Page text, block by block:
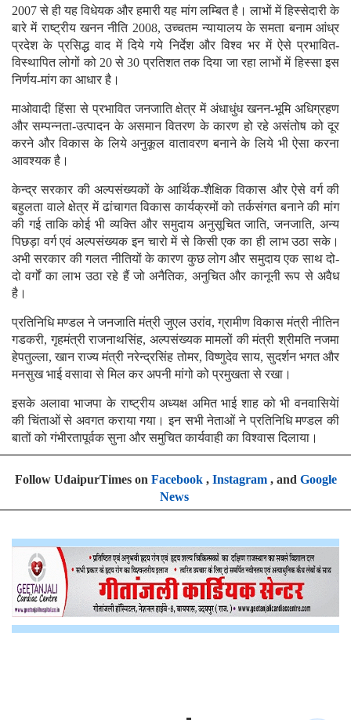
2007 से ही यह विधेयक और हमारी यह मांग लम्बित है। लाभों में हिस्सेदारी के
बारे में राष्ट्रीय खनन नीति 2008, उच्चतम न्यायालय के समता बनाम आंध्र
प्रदेश के प्रसिद्ध वाद में दिये गये निर्देश और विश्व भर में ऐसे प्रभावित-
विस्थापित लोगों को 20 से 30 प्रतिशत तक दिया जा रहा लाभों में हिस्सा इस
निर्णय-मांग का आधार है।
माओवादी हिंसा से प्रभावित जनजाति क्षेत्र में अंधाधुंध खनन-भूमि अधिग्रहण
और सम्पन्नता-उत्पादन के असमान वितरण के कारण हो रहे असंतोष को दूर
करने और विकास के लिये अनुकूल वातावरण बनाने के लिये भी ऐसा करना
आवश्यक है।
केन्द्र सरकार की अल्पसंख्यकों के आर्थिक-शैक्षिक विकास और ऐसे वर्ग की
बहुलता वाले क्षेत्र में ढांचागत विकास कार्यक्रमों को तर्कसंगत बनाने की मांग
की गई ताकि कोई भी व्यक्ति और समुदाय अनुसूचित जाति, जनजाति, अन्य
पिछड़ा वर्ग एवं अल्पसंख्यक इन चारो में से किसी एक का ही लाभ उठा सके।
अभी सरकार की गलत नीतियों के कारण कुछ लोग और समुदाय एक साथ दो-
दो वर्गों का लाभ उठा रहे हैं जो अनैतिक, अनुचित और कानूनी रूप से अवैध
है।
प्रतिनिधि मण्डल ने जनजाति मंत्री जुएल उरांव, ग्रामीण विकास मंत्री नीतिन
गडकरी, गृहमंत्री राजनाथसिंह, अल्पसंख्यक मामलों की मंत्री श्रीमति नजमा
हेपतुल्ला, खान राज्य मंत्री नरेन्द्रसिंह तोमर, विष्णुदेव साय, सुदर्शन भगत और
मनसुख भाई वसावा से मिल कर अपनी मांगो को प्रमुखता से रखा।
इसके अलावा भाजपा के राष्ट्रीय अध्यक्ष अमित भाई शाह को भी वनवासियेां
की चिंताओं से अवगत कराया गया। इन सभी नेताओं ने प्रतिनिधि मण्डल की
बातों को गंभीरतापूर्वक सुना और समुचित कार्यवाही का विश्वास दिलाया।
Follow UdaipurTimes on Facebook, Instagram, and Google
News